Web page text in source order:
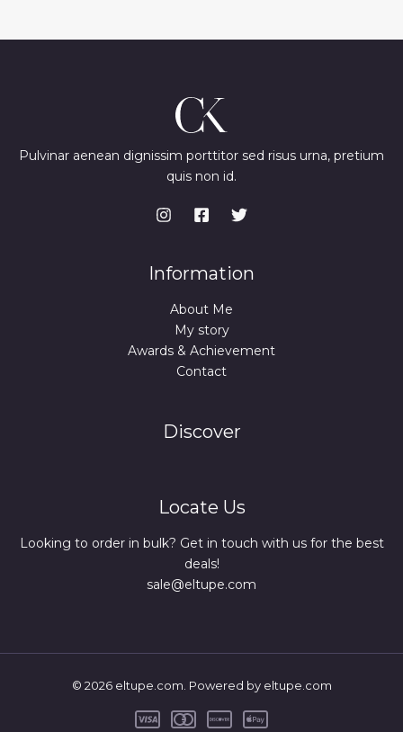
Pulvinar aenean dignissim porttitor sed risus urna, pretium
quis non id.
Information
About Me
My story
Awards & Achievement
Contact
Discover
Locate Us
Looking to order in bulk? Get in touch with us for the best
deals!
sale@eltupe.com
© 2026 eltupe.com. Powered by eltupe.com